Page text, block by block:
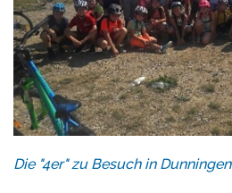
Die "4er" zu Besuch in Dunningen